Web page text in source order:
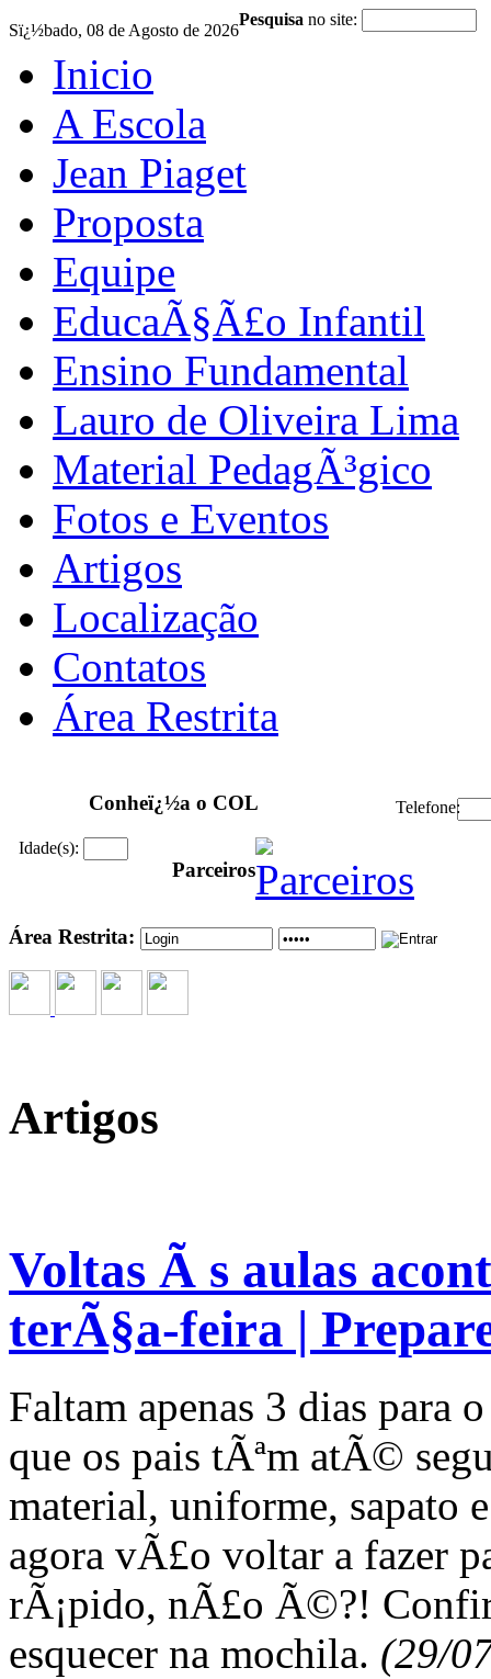
Sï¿½bado, 08 de Agosto de 2026
Pesquisa no site:
Inicio
A Escola
Jean Piaget
Proposta
Equipe
EducaÃ§Ã£o Infantil
Ensino Fundamental
Lauro de Oliveira Lima
Material PedagÃ³gico
Fotos e Eventos
Artigos
Localização
Contatos
Área Restrita
Conheï¿½a o COL Telefone:
Idade(s):
Parceiros
Área Restrita:
Artigos
Voltas Ã s aulas
terÃ§a-feira |
Faltam apenas 3 dias para
que os pais tÃªm atÃ©
material, uniforme, sapato
agora vÃ£o voltar a fazer
rÃ¡pido, nÃ£o Ã©?!
esquecer na mochila. (29/